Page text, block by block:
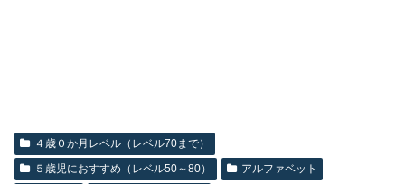
４歳０か月レベル（レベル70まで）
５歳児におすすめ（レベル50～80）
アルファベット